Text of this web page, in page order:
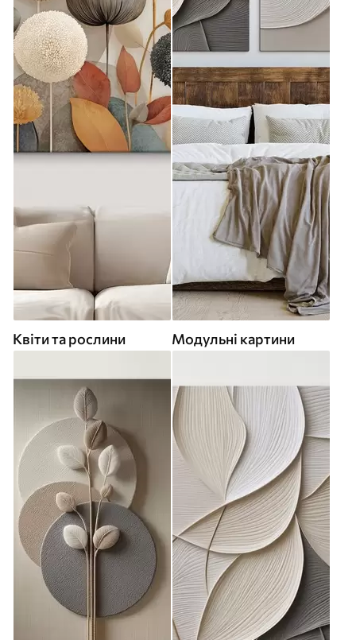
Квіти та рослини Модульні картини